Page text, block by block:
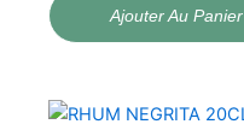
Ajouter Au Panier